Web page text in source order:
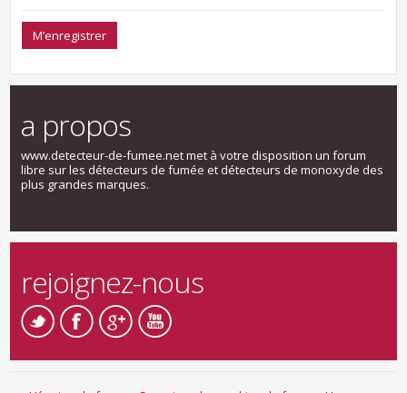
M’enregistrer
a propos
www.detecteur-de-fumee.net met à votre disposition un forum
libre sur les détecteurs de fumée et détecteurs de monoxyde des
plus grandes marques.
rejoignez-nous